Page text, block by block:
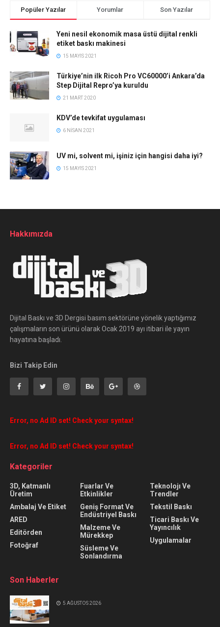
Popüler Yazılar Yorumlar Son Yazılar
Yeni nesil ekonomik masa üstü dijital renkli
etiket baskı makinesi
15 MAYIS 2021
Türkiye’nin ilk Ricoh Pro VC60000’i Ankara’da
Step Dijital Repro’ya kuruldu
21 MART 2020
KDV’de tevkifat uygulaması
6 NISAN 2021
UV mi, solvent mi, işiniz için hangisi daha iyi?
15 MAYIS 2021
Hakkımızda
Dijital Baskı ve 3D Dergisi basım sektörüne yönelik yaptığımız
çalışmaların son ürünü olarak Ocak 2019 ayı itibari ile yayın
hayatına başladı.
Bizi Takip Edin
Error, no Ad ID set! Check your syntax!
Error, no Ad ID set! Check your syntax!
Kategoriler
3D, Katmanlı
Üretim
Ambalaj Ve Etiket
ARED
Editörden
Fotoğraf
Fuarlar Ve
Etkinlikler
Geniş Format Ve
Endüstriyel Baskı
Malzeme Ve
Mürekkep
Süsleme Ve
Sonlandırma
Teknolojı Ve
Trendler
Tekstil Baskı
Ticari Baskı Ve
Yayıncılık
Uygulamalar
Son Haberler
5 AĞUSTOS 2026